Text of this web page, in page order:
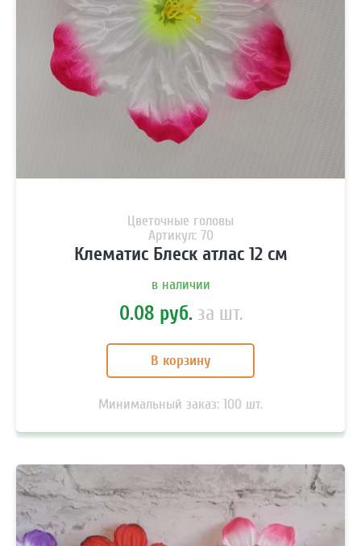
Цветочные головы
Артикул: 70
Клематис Блеск атлас 12 см
в наличии
0.08 руб. за шт.
В корзину
Минимальный заказ: 100 шт.